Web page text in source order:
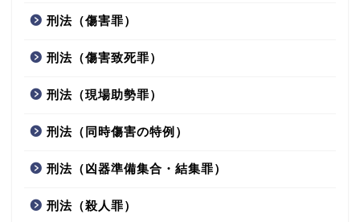
刑法（傷害罪）
刑法（傷害致死罪）
刑法（現場助勢罪）
刑法（同時傷害の特例）
刑法（凶器準備集合・結集罪）
刑法（殺人罪）